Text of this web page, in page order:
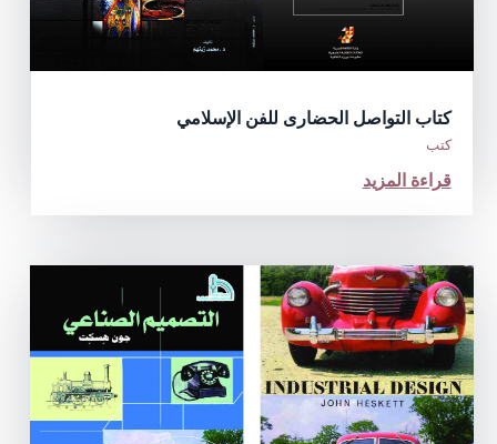
كتاب التواصل الحضارى للفن الإسلامي
كتب
قراءة المزيد